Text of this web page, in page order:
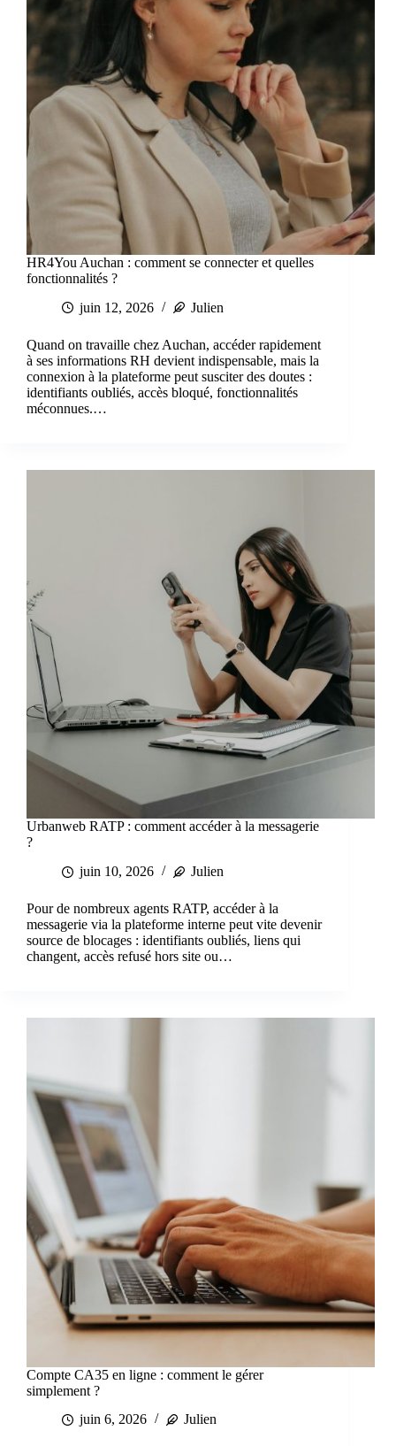
HR4You Auchan : comment se connecter et quelles
fonctionnalités ?
juin 12, 2026
Julien
Quand on travaille chez Auchan, accéder rapidement
à ses informations RH devient indispensable, mais la
connexion à la plateforme peut susciter des doutes :
identifiants oubliés, accès bloqué, fonctionnalités
méconnues.…
Urbanweb RATP : comment accéder à la messagerie
?
juin 10, 2026
Julien
Pour de nombreux agents RATP, accéder à la
messagerie via la plateforme interne peut vite devenir
source de blocages : identifiants oubliés, liens qui
changent, accès refusé hors site ou…
Compte CA35 en ligne : comment le gérer
simplement ?
juin 6, 2026
Julien